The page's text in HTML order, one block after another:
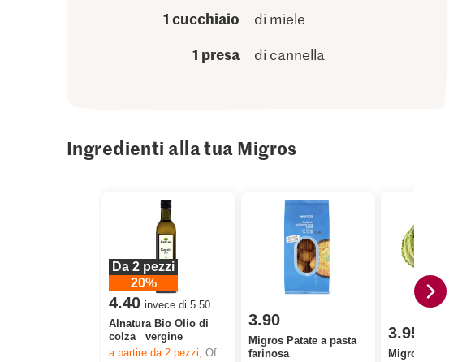
1 cucchiaio di miele
1 presa di cannella
Ingredienti alla tua Migros
Da 2 pezzi
20%
4.40 invece di 5.50
Alnatura Bio Olio di
colza vergine
a partire da 2pezzi,Offerta valida solo dal 6.8 al 12.8.2026, fino a esaurimento dello stock.
3.90
Migros Patate a pasta
farinosa
3.95
Migros Verza